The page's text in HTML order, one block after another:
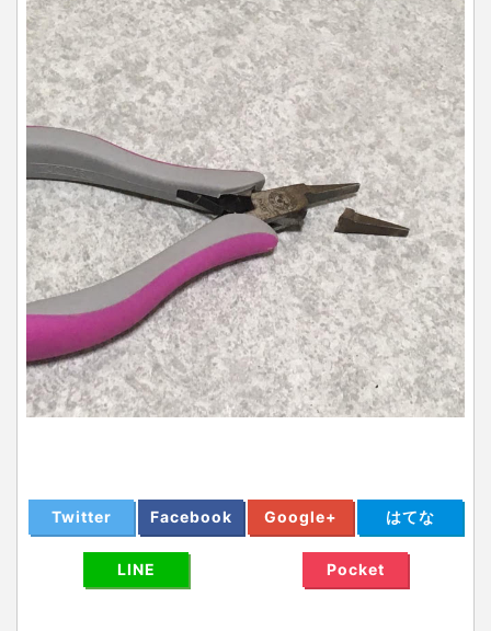
Twitter Facebook Google+ はてな
LINE Pocket